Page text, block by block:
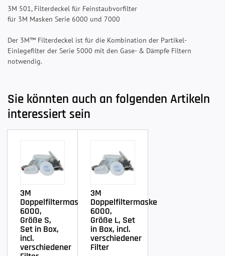
3M 501, Filterdeckel für Feinstaubvorfilter
für 3M Masken Serie 6000 und 7000
Der 3M™ Filterdeckel ist für die Kombination der Partikel-
Einlegefilter der Serie 5000 mit den Gase- & Dämpfe Filtern
notwendig.
Sie könnten auch an folgenden Artikeln
interessiert sein
3M
Doppelfiltermaske
6000,
Größe S,
Set in Box,
incl.
verschiedener
3M
Doppelfiltermaske
6000,
Größe L, Set
in Box, incl.
verschiedener
Filter